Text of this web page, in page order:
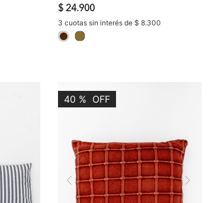
$ 24.900
3 cuotas sin interés de $ 8.300
selected
40 % OFF
Previous